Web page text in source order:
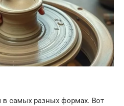
в самых разных формах. Вот